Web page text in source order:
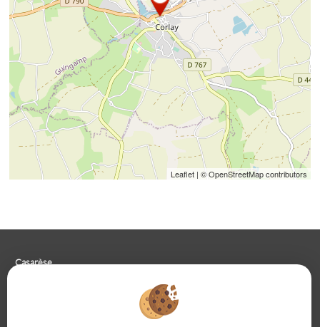
Leaflet| © OpenStreetMap contributors
Casarèse
09 85 65 95 83